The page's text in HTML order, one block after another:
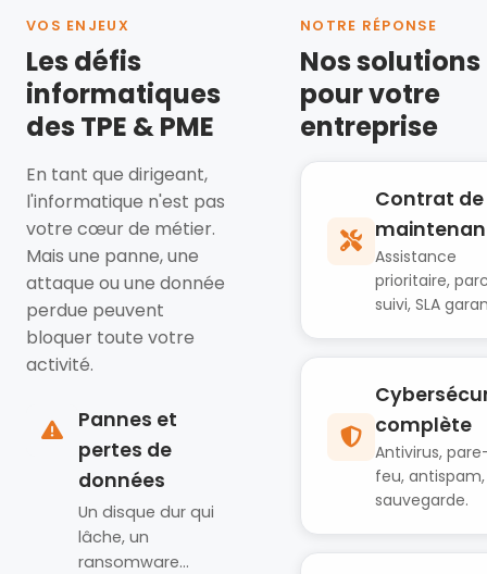
VOS ENJEUX
Les défis
informatiques
des TPE & PME
En tant que dirigeant,
l'informatique n'est pas
votre cœur de métier.
Mais une panne, une
attaque ou une donnée
perdue peuvent
bloquer toute votre
activité.
Pannes et
pertes de
données
Un disque dur qui
lâche, un
ransomware…
NOTRE RÉPONSE
Nos solutions
pour votre
entreprise
Contrat de
Assistance
prioritaire,
suivi, SLA
complète
Antivirus,
feu, antispam,
sauvegarde.